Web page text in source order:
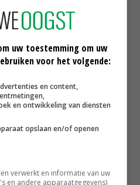
bieden tal van
de afhankelijkheid van fossiele
de uitstoot van broeikasgassen.
-opslag, wat levert het op?
in samenwerking met
op het dak een webinar
wordt stilgestaan bij de
uw toestemming om uw
voor het volgende:
en content,
en ontwikkeling van diensten
opslaan en/of openen
verwerkt en informatie van uw
en andere apparaatgegevens)